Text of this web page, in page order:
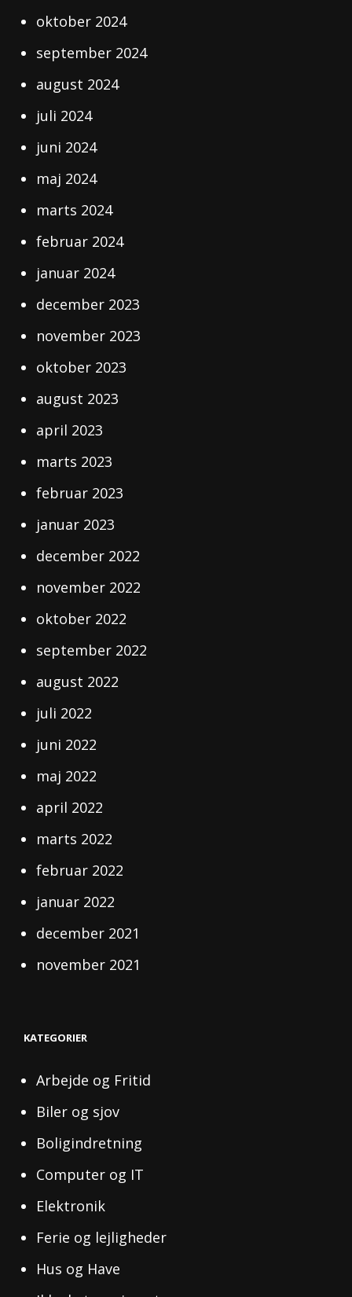
oktober 2024
september 2024
august 2024
juli 2024
juni 2024
maj 2024
marts 2024
februar 2024
januar 2024
december 2023
november 2023
oktober 2023
august 2023
april 2023
marts 2023
februar 2023
januar 2023
december 2022
november 2022
oktober 2022
september 2022
august 2022
juli 2022
juni 2022
maj 2022
april 2022
marts 2022
februar 2022
januar 2022
december 2021
november 2021
KATEGORIER
Arbejde og Fritid
Biler og sjov
Boligindretning
Computer og IT
Elektronik
Ferie og lejligheder
Hus og Have